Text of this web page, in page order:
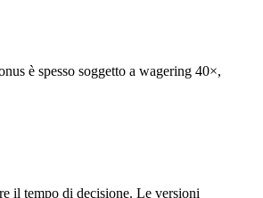
è spesso soggetto a wagering 40×,
il tempo di decisione. Le versioni